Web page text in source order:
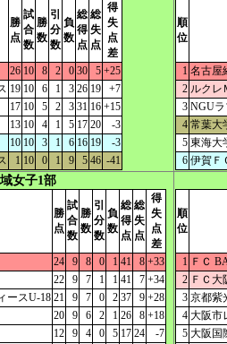
勝
点
試
合
数
勝
数
引
分
数
負
数
総
得
点
総
失
点
得
失
点
差
26 10 8 2 0 30 5 +25
19 10 6 1 3 26 19
+7
17 10 5 2 3 31 16 +15
13 10 4 1 5 17 20
-3
10 10 3 1 6 16 19
-3
1 10 0 1 9 5 46 -41
順
位
1 名古屋
2 ルクレ
3 NGU
4 常葉大
5 東海大
6 伊賀Ｆ
女子1部
勝
点
試
合
数
勝
数
引
分
数
負
数
総
得
点
総
失
点
得
失
点
差
24 9 8 0 1 41 8 +33
22 9 7 1 1 41 7 +34
ースU-18 21 9 7 0 2 37 9 +28
20 9 6 2 1 26 8 +18
12 9 4 0 5 17 24
-7
順
位
1 ＦＣ
2 ＦＣ大
3 京都紫
4 大阪市
5 大阪国